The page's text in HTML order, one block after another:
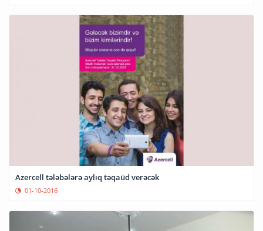
Azercell tələbələrə aylıq təqaüd verəcək
01-10-2016